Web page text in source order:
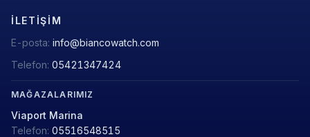
İLETIŞIM
E-posta: info@biancowatch.com
Telefon: 05421347424
MAĞAZALARIMIZ
Viaport Marina
Telefon: 05516548515